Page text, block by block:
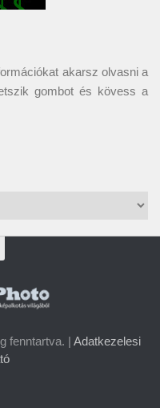
akarsz olvasni a
gombot és kövess a
fenntartva. | Adatkezelesi